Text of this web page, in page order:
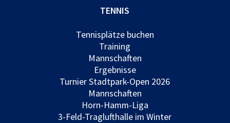
TENNIS
Tennisplätze buchen
Training
Mannschaften
Ergebnisse
Turnier Stadtpark-Open 2026
Mannschaften
Horn-Hamm-Liga
3-Feld-Traglufthalle im Winter